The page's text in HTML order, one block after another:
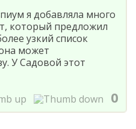
я добавляла много
который предложил
узкий список
может
У Садовой этот
0